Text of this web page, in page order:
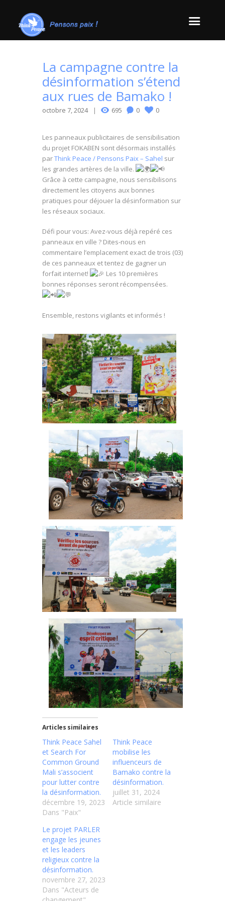
La campagne contre la
désinformation s’étend
aux rues de Bamako !
octobre 7, 2024 695 0 0
Les panneaux publicitaires de sensibilisation
du projet FOKABEN sont désormais installés
parThink Peace / Pensons Paix – Sahel sur
les grandes artères de la ville.
Grâce à cette campagne, nous sensibilisons
directement les citoyens aux bonnes
pratiques pour déjouer la désinformation sur
les réseaux sociaux.
Défi pour vous: Avez-vous déjà repéré ces
panneaux en ville ? Dites-nous en
commentaire l’emplacement exact de trois (03)
de ces panneaux et tentez de gagner un
forfait internet!
Les 10 premières
bonnes réponses seront récompensées.
Ensemble, restons vigilants et informés !
Articles similaires
Think Peace Sahel
et Search For
Common Ground
Mali s’associent
pour lutter contre
la désinformation.
décembre 19, 2023
Dans "Paix"
Think Peace
mobilise les
influenceurs de
Bamako contre la
désinformation.
juillet 31, 2024
Article similaire
Le projet PARLER
engage les jeunes
et les leaders
religieux contre la
désinformation.
novembre 27, 2023
Dans "Acteurs de